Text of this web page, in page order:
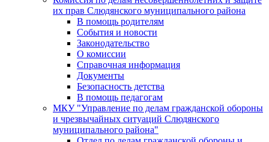
их прав Слюдянского муниципального района
В помощь родителям
События и новости
Законодательство
О комиссии
Справочная информация
Документы
Безопасность детства
В помощь педагогам
МКУ "Управление по делам гражданской обороны
и чрезвычайных ситуаций Слюдянского
муниципального района"